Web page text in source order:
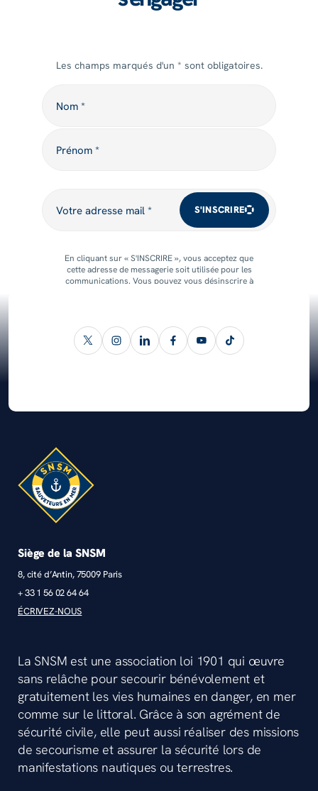
Les champs marqués d'un * sont obligatoires.
Nom *
Prénom *
Votre adresse mail * S'INSCRIRE
En cliquant sur « S'INSCRIRE », vous acceptez que
cette adresse de messagerie soit utilisée pour les
communications. Vous pouvez vous désinscrire à
Siège de la SNSM
8, cité d’Antin, 75009 Paris
+ 33 1 56 02 64 64
ÉCRIVEZ-NOUS
La SNSM est une association loi 1901 qui œuvre
sans relâche pour secourir bénévolement et
gratuitement les vies humaines en danger, en mer
comme sur le littoral. Grâce à son agrément de
sécurité civile, elle peut aussi réaliser des missions
de secourisme et assurer la sécurité lors de
manifestations nautiques ou terrestres.